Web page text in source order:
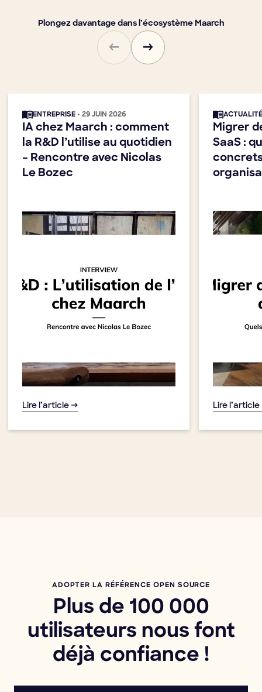
Plongez davantage dans l’écosystème Maarch
ENTREPRISE • 29 JUIN 2026
IA chez Maarch : comment
la R&D l’utilise au quotidien
– Rencontre avec Nicolas
Le Bozec
Lire l’article →
Migrer
SaaS :
Lire
ADOPTER LA RÉFÉRENCE OPEN SOURCE
Plus de 100 000
utilisateurs nous font
déjà confiance !